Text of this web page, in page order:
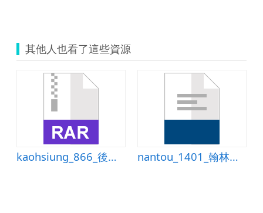
其他人也看了這些資源
kaohsiung_866_後勁國小南一國語二下第七課小美的感謝信.rar nantou_1401_翰林第四冊第三單元乘法三測驗卷